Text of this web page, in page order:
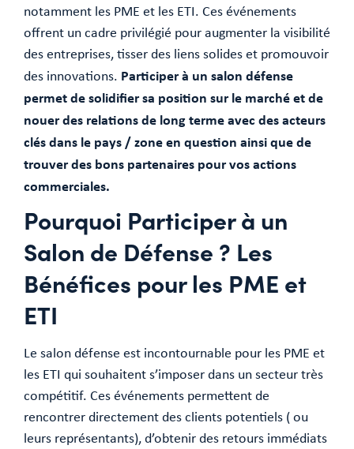
notamment les PME et les ETI. Ces événements
offrent un cadre privilégié pour augmenter la visibilité
des entreprises, tisser des liens solides et promouvoir
des innovations. Participer à un salon défense
permet de solidifier sa position sur le marché et de
nouer des relations de long terme avec des acteurs
clés dans le pays / zone en question ainsi que de
trouver des bons partenaires pour vos actions
commerciales.
Pourquoi Participer à un
Salon de Défense ? Les
Bénéfices pour les PME et
ETI
Le salon défense est incontournable pour les PME et
les ETI qui souhaitent s’imposer dans un secteur très
compétitif. Ces événements permettent de
rencontrer directement des clients potentiels ( ou
leurs représentants), d’obtenir des retours immédiats